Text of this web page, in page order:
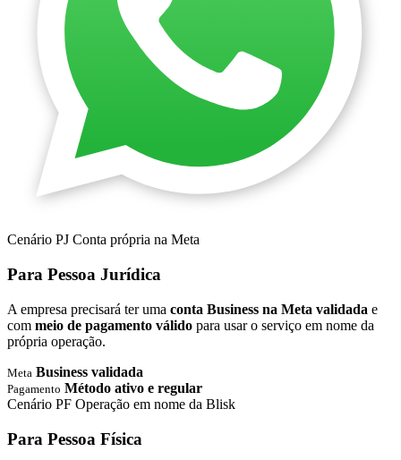
Cenário PJ Conta própria na Meta
Para Pessoa Jurídica
A empresa precisará ter uma conta Business na Meta validada e
com meio de pagamento válido para usar o serviço em nome da
própria operação.
Meta Business validada
Pagamento Método ativo e regular
Cenário PF Operação em nome da Blisk
Para Pessoa Física